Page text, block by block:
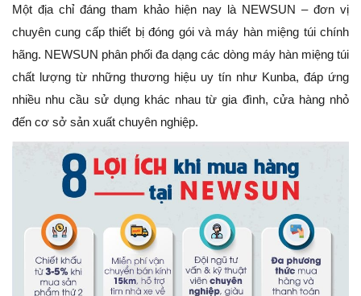
Một địa chỉ đáng tham khảo hiện nay là NEWSUN – đơn vị
chuyên cung cấp thiết bị đóng gói và máy hàn miệng túi chính
hãng. NEWSUN phân phối đa dạng các dòng máy hàn miệng túi
chất lượng từ những thương hiệu uy tín như Kunba, đáp ứng
nhiều nhu cầu sử dụng khác nhau từ gia đình, cửa hàng nhỏ
đến cơ sở sản xuất chuyên nghiệp.